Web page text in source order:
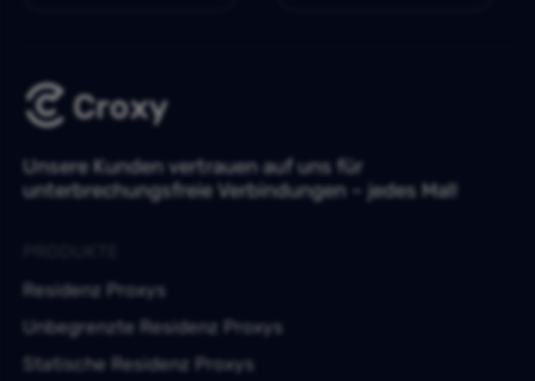
Unsere Kunden vertrauen auf uns für
unterbrechungsfreie Verbindungen – jedes Mal!
Residenz Proxys
Unbegrenzte Residenz Proxys
Statische Residenz Proxys